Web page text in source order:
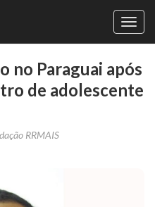
no Paraguai após
de adolescente
RRMAIS